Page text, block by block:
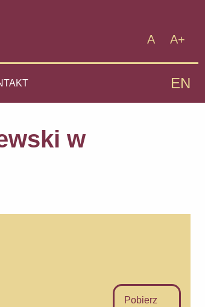
A A+
EN
w
Pobierz